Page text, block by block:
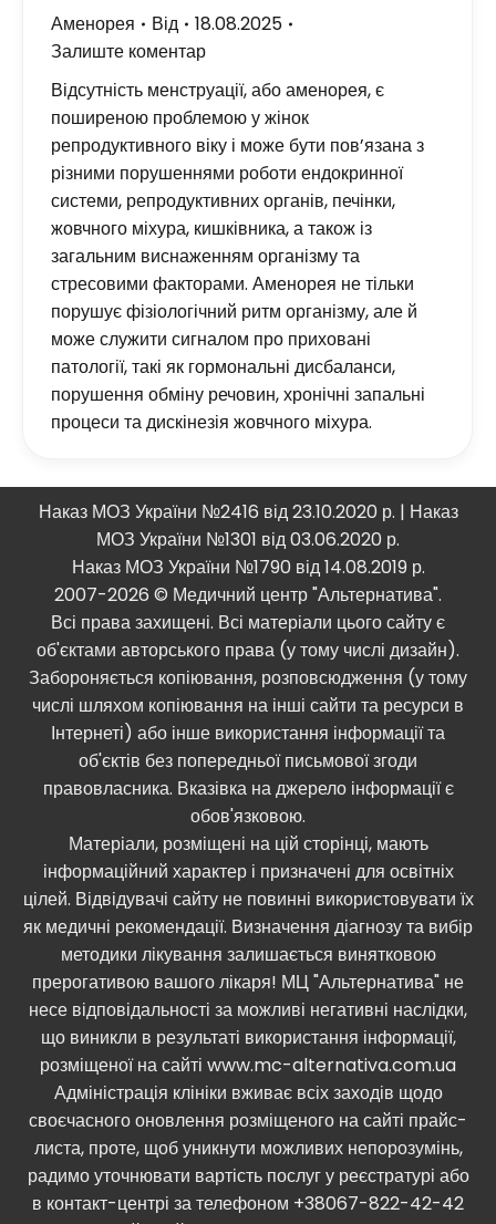
Аменорея Від
18.08.2025
Залиште коментар
Відсутність менструації, або аменорея, є
поширеною проблемою у жінок
репродуктивного віку і може бути пов’язана з
різними порушеннями роботи ендокринної
системи, репродуктивних органів, печінки,
жовчного міхура, кишківника, а також із
загальним виснаженням організму та
стресовими факторами. Аменорея не тільки
порушує фізіологічний ритм організму, але й
може служити сигналом про приховані
патології, такі як гормональні дисбаланси,
порушення обміну речовин, хронічні запальні
процеси та дискінезія жовчного міхура.
Наказ МОЗ України №2416 від 23.10.2020 р. | Наказ
МОЗ України №1301 від 03.06.2020 р.
Наказ МОЗ України №1790 від 14.08.2019 р.
2007-2026 © Медичний центр "Альтернатива".
Всі права захищені. Всі матеріали цього сайту є
об'єктами авторського права (у тому числі дизайн).
Забороняється копіювання, розповсюдження (у тому
числі шляхом копіювання на інші сайти та ресурси в
Інтернеті) або інше використання інформації та
об'єктів без попередньої письмової згоди
правовласника. Вказівка ​​на джерело інформації є
обов'язковою.
Матеріали, розміщені на цій сторінці, мають
інформаційний характер і призначені для освітніх
цілей. Відвідувачі сайту не повинні використовувати їх
як медичні рекомендації. Визначення діагнозу та вибір
методики лікування залишається винятковою
прерогативою вашого лікаря! МЦ "Альтернатива" не
несе відповідальності за можливі негативні наслідки,
що виникли в результаті використання інформації,
розміщеної на сайті www.mc-alternativa.com.ua
Адміністрація клініки вживає всіх заходів щодо
своєчасного оновлення розміщеного на сайті прайс-
листа, проте, щоб уникнути можливих непорозумінь,
радимо уточнювати вартість послуг у реєстратурі або
в контакт-центрі за телефоном +38067-822-42-42